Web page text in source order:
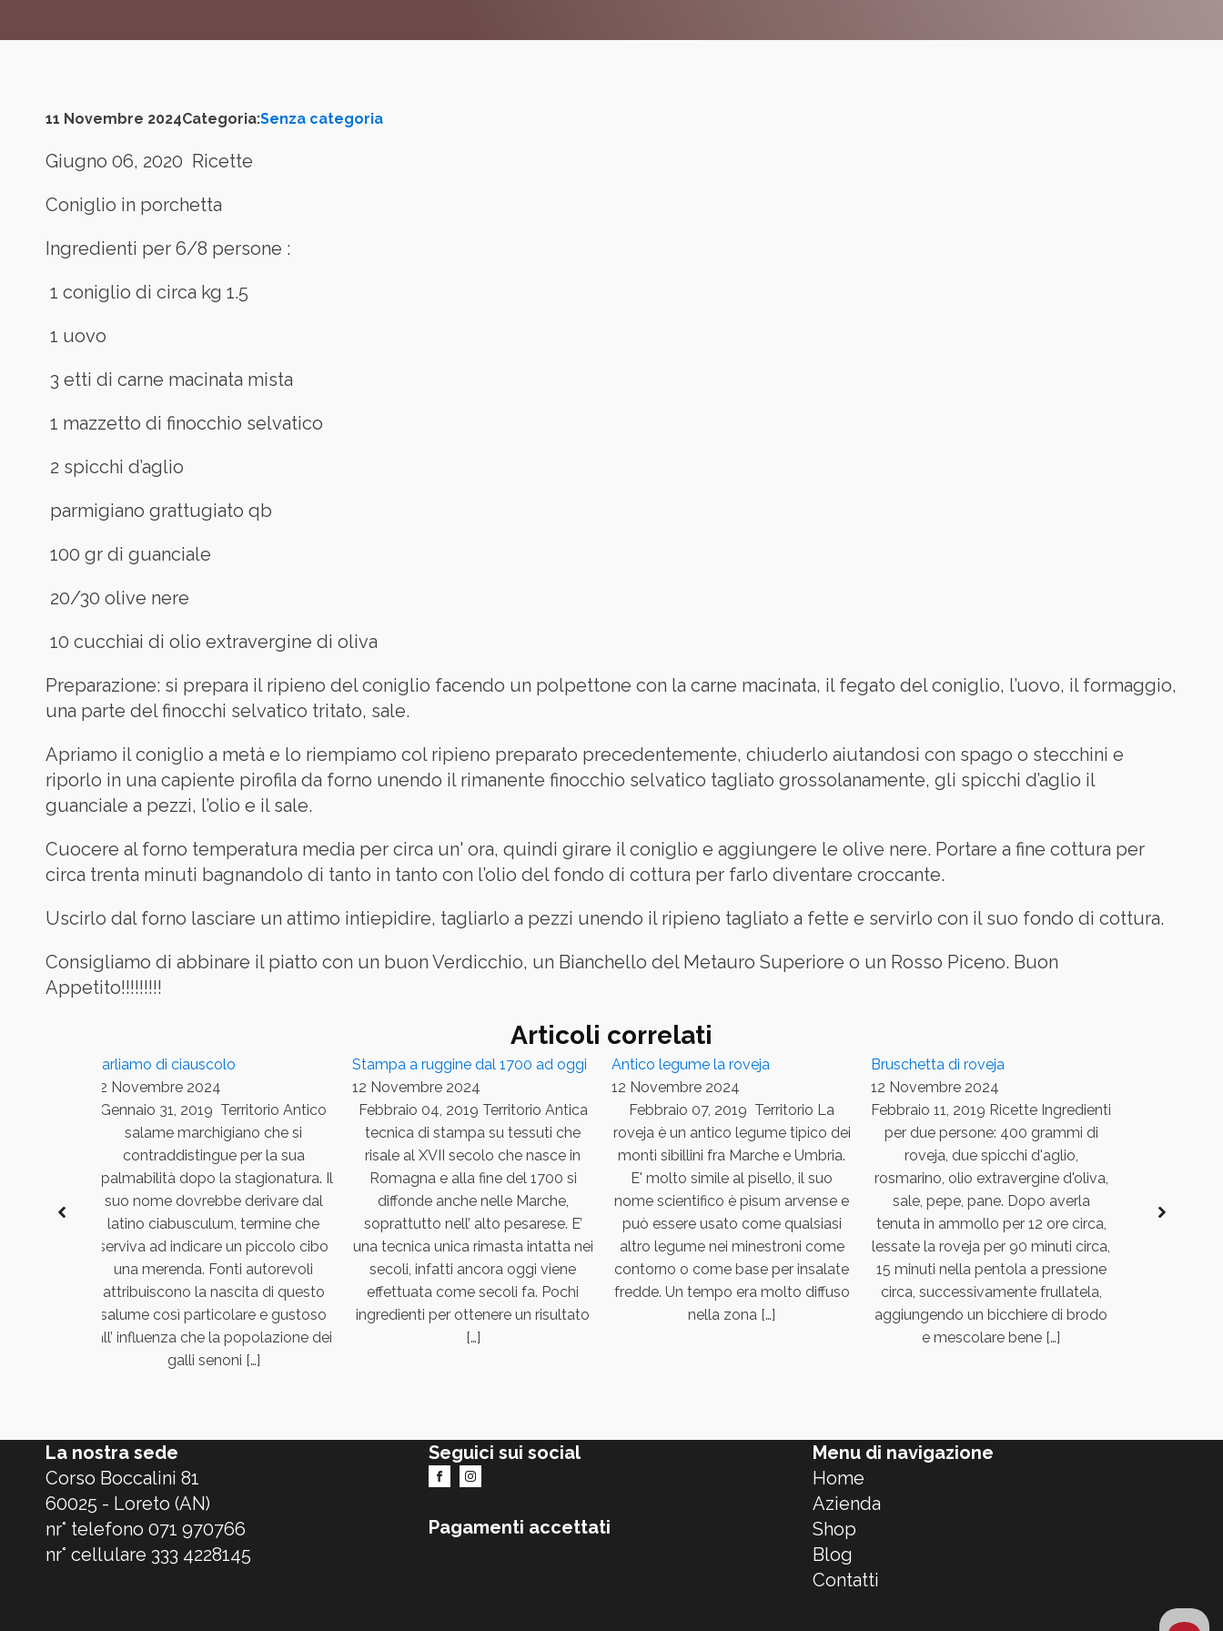
11 Novembre 2024Categoria:Senza categoria
Giugno 06, 2020 Ricette
Coniglio in porchetta
Ingredienti per 6/8 persone :
1 coniglio di circa kg 1.5
1 uovo
3 etti di carne macinata mista
1 mazzetto di finocchio selvatico
2 spicchi d’aglio
parmigiano grattugiato qb
100 gr di guanciale
20/30 olive nere
10 cucchiai di olio extravergine di oliva
Preparazione: si prepara il ripieno del coniglio facendo un polpettone con la carne macinata, il fegato del coniglio, l’uovo, il formaggio,
una parte del finocchi selvatico tritato, sale.
Apriamo il coniglio a metà e lo riempiamo col ripieno preparato precedentemente, chiuderlo aiutandosi con spago o stecchini e
riporlo in una capiente pirofila da forno unendo il rimanente finocchio selvatico tagliato grossolanamente, gli spicchi d’aglio il
guanciale a pezzi, l’olio e il sale.
Cuocere al forno temperatura media per circa un' ora, quindi girare il coniglio e aggiungere le olive nere. Portare a fine cottura per
circa trenta minuti bagnandolo di tanto in tanto con l’olio del fondo di cottura per farlo diventare croccante.
Uscirlo dal forno lasciare un attimo intiepidire, tagliarlo a pezzi unendo il ripieno tagliato a fette e servirlo con il suo fondo di cottura.
Consigliamo di abbinare il piatto con un buon Verdicchio, un Bianchello del Metauro Superiore o un Rosso Piceno. Buon
Appetito!!!!!!!!!
Articoli correlati
Parliamo di ciauscolo
12 Novembre 2024
Gennaio 31, 2019 Territorio Antico
salame marchigiano che si
contraddistingue per la sua
spalmabilità dopo la stagionatura. Il
suo nome dovrebbe derivare dal
latino ciabusculum, termine che
serviva ad indicare un piccolo cibo
una merenda. Fonti autorevoli
attribuiscono la nascita di questo
salume così particolare e gustoso
all’ influenza che la popolazione dei
galli senoni […]
Stampa a ruggine dal 1700 ad oggi
12 Novembre 2024
Febbraio 04, 2019 Territorio Antica
tecnica di stampa su tessuti che
risale al XVII secolo che nasce in
Romagna e alla fine del 1700 si
diffonde anche nelle Marche,
soprattutto nell’ alto pesarese. E’
una tecnica unica rimasta intatta nei
secoli, infatti ancora oggi viene
effettuata come secoli fa. Pochi
ingredienti per ottenere un risultato
[…]
Antico legume la roveja
12 Novembre 2024
Febbraio 07, 2019 Territorio La
roveja è un antico legume tipico dei
monti sibillini fra Marche e Umbria.
E' molto simile al pisello, il suo
nome scientifico è pisum arvense e
può essere usato come qualsiasi
altro legume nei minestroni come
contorno o come base per insalate
fredde. Un tempo era molto diffuso
nella zona […]
Bruschetta di roveja
12 Novembre 2024
Febbraio 11, 2019 Ricette Ingredienti
per due persone: 400 grammi di
roveja, due spicchi d'aglio,
rosmarino, olio extravergine d'oliva,
sale, pepe, pane. Dopo averla
tenuta in ammollo per 12 ore circa,
lessate la roveja per 90 minuti circa,
15 minuti nella pentola a pressione
circa, successivamente frullatela,
aggiungendo un bicchiere di brodo
e mescolare bene […]
si possono
La nostra sede
Corso Boccalini 81
60025 - Loreto (AN)
nr° telefono 071 970766
nr° cellulare 333 4228145
Seguici sui social
Pagamenti accettati
Menu di navigazione
Home
Azienda
Shop
Blog
Contatti